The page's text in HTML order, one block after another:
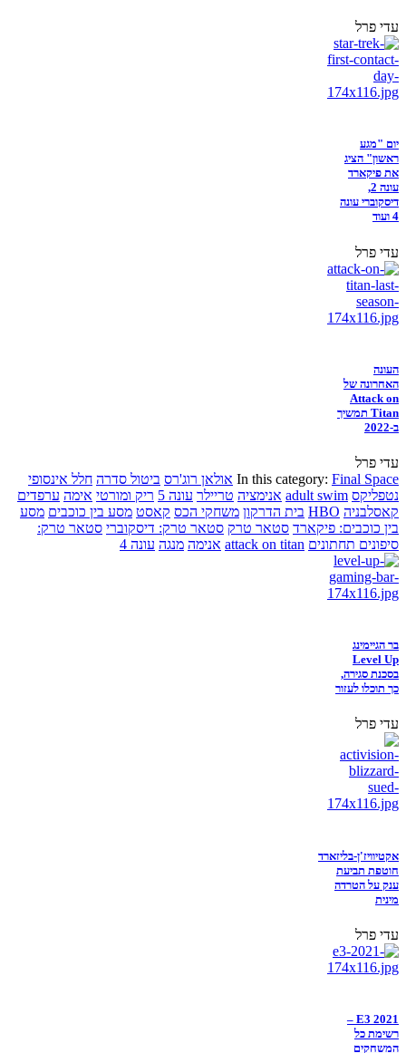
עדי פרל
יום "מגע
ראשון" הציג
את פיקארד
עונה 2,
דיסקוברי עונה
4 ועוד
עדי פרל
העונה
האחרונה של
Attack on
Titan תמשיך
ב-2022
עדי פרל
In this category: Final Space אולאן רוג'רס ביטול סדרה חלל אינסופי
נטפליקס adult swim אנימציה טריילר עונה 5 ריק ומורטי אימה ערפדים
קאסלבניה HBO בית הדרקון משחקי הכס קאסט מסע בין כוכבים מסע
בין כוכבים: פיקארד סטאר טרק סטאר טרק: דיסקוברי סטאר טרק:
סיפונים תחתונים attack on titan אנימה מנגה עונה 4
בר הגיימינג
Level Up
בסכנת סגירה,
כך תוכלו לעזור
עדי פרל
אקטיוויז'ן-בליזארד
חוטפת תביעת
ענק על הטרדה
מינית
עדי פרל
E3 2021 –
רשימת כל
המשחקים